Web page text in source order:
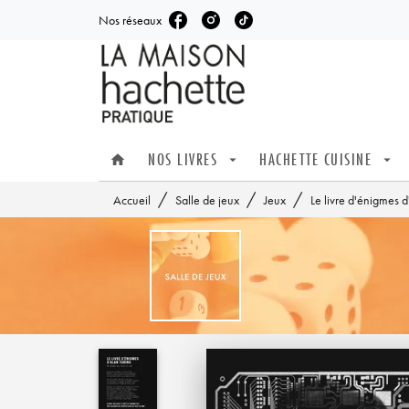
MENU RECHERCHE
Nos réseaux
home NOS LIVRES arrow_drop_down HACHETTE CUISINE arrow_drop_down
Accueil / Salle de jeux / Jeux / Le livre d'énigmes